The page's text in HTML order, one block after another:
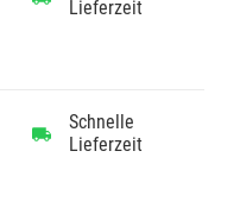
Lieferzeit
Schnelle
Lieferzeit